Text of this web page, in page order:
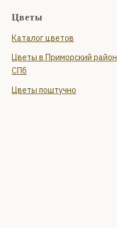
Цветы
Каталог цветов
Цветы в Приморский район
СПб
Цветы поштучно